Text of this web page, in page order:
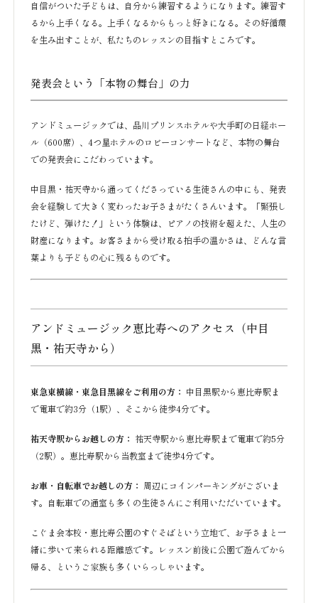
自信がついた子どもは、自分から練習するようになります。練習す
るから上手くなる。上手くなるからもっと好きになる。その好循環
を生み出すことが、私たちのレッスンの目指すところです。
発表会という「本物の舞台」の力
アンドミュージックでは、品川プリンスホテルや大手町の日経ホー
ル（600席）、4つ星ホテルのロビーコンサートなど、本物の舞台
での発表会にこだわっています。
中目黒・祐天寺から通ってくださっている生徒さんの中にも、発表
会を経験して大きく変わったお子さまがたくさんいます。「緊張し
たけど、弾けた！」という体験は、ピアノの技術を超えた、人生の
財産になります。お客さまから受け取る拍手の温かさは、どんな言
葉よりも子どもの心に残るものです。
アンドミュージック恵比寿へのアクセス（中目
黒・祐天寺から）
東急東横線・東急目黒線をご利用の方：
中目黒駅から恵比寿駅ま
で電車で約3分（1駅）、そこから徒歩4分です。
祐天寺駅からお越しの方：
祐天寺駅から恵比寿駅まで電車で約5分
（2駅）。恵比寿駅から当教室まで徒歩4分です。
お車・自転車でお越しの方：
周辺にコインパーキングがございま
す。自転車での通室も多くの生徒さんにご利用いただいています。
こぐま会本校・恵比寿公園のすぐそばという立地で、お子さまと一
緒に歩いて来られる距離感です。レッスン前後に公園で遊んでから
帰る、というご家族も多くいらっしゃいます。